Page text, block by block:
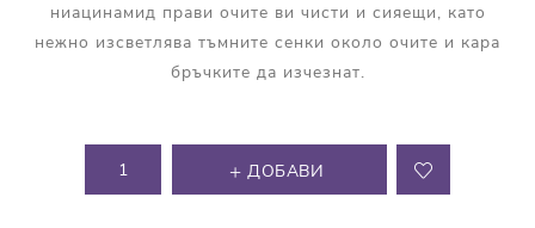
ниацинамид прави очите ви чисти и сияещи, като
нежно изсветлява тъмните сенки около очите и кара
бръчките да изчезнат.
ДОБАВИ